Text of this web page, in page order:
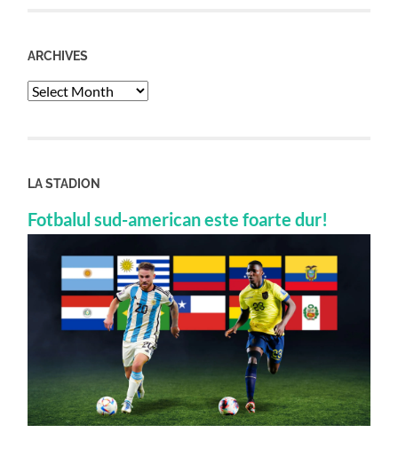
ARCHIVES
Archives
LA STADION
Fotbalul sud-american este foarte dur!